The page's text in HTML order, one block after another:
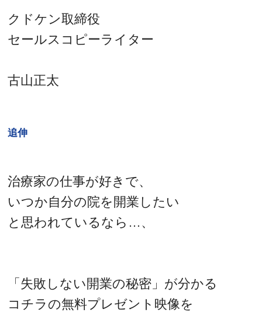
クドケン取締役
セールスコピーライター
古山正太
追伸
治療家の仕事が好きで、
いつか自分の院を開業したい
と思われているなら…、
「失敗しない開業の秘密」が分かる
コチラの無料プレゼント映像を